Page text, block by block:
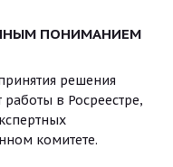
ПОНИМАНИЕМ
решения
в Росреестре,
комитете.